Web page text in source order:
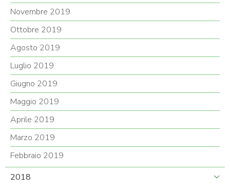
Novembre 2019
Ottobre 2019
Agosto 2019
Luglio 2019
Giugno 2019
Maggio 2019
Aprile 2019
Marzo 2019
Febbraio 2019
2018